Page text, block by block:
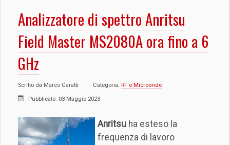
Analizzatore di spettro Anritsu
Field Master MS2080A ora fino a 6
GHz
Scritto da Marco Caratti Categoria: RF e Microonde
Pubblicato: 03 Maggio 2023
Anritsu ha esteso la
frequenza di lavoro